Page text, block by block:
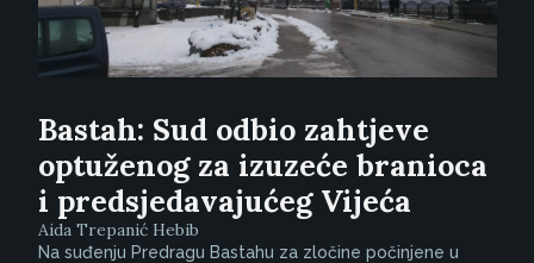
Bastah: Sud odbio zahtjeve
optuženog za izuzeće branioca
i predsjedavajućeg Vijeća
Aida Trepanić Hebib
Na suđenju Predragu Bastahu za zločine počinjene u